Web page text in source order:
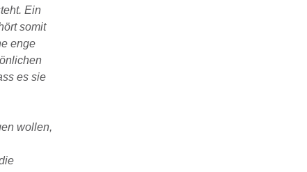
Ein
somit
enge
es sie
wollen,